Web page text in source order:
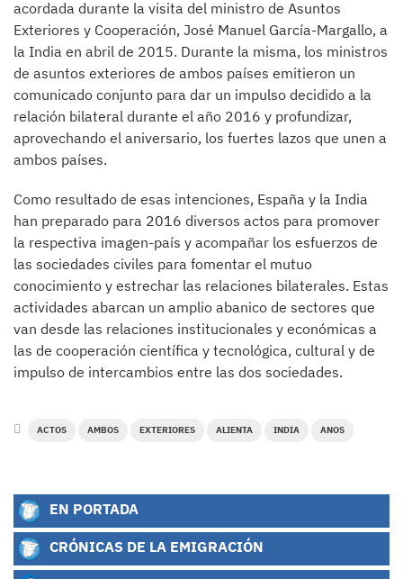
acordada durante la visita del ministro de Asuntos
Exteriores y Cooperación, José Manuel García-Margallo, a
la India en abril de 2015. Durante la misma, los ministros
de asuntos exteriores de ambos países emitieron un
comunicado conjunto para dar un impulso decidido a la
relación bilateral durante el año 2016 y profundizar,
aprovechando el aniversario, los fuertes lazos que unen a
ambos países.
Como resultado de esas intenciones, España y la India
han preparado para 2016 diversos actos para promover
la respectiva imagen-país y acompañar los esfuerzos de
las sociedades civiles para fomentar el mutuo
conocimiento y estrechar las relaciones bilaterales. Estas
actividades abarcan un amplio abanico de sectores que
van desde las relaciones institucionales y económicas a
las de cooperación científica y tecnológica, cultural y de
impulso de intercambios entre las dos sociedades.
ACTOS AMBOS EXTERIORES ALIENTA INDIA ANOS
EN PORTADA
CRÓNICAS DE LA EMIGRACIÓN